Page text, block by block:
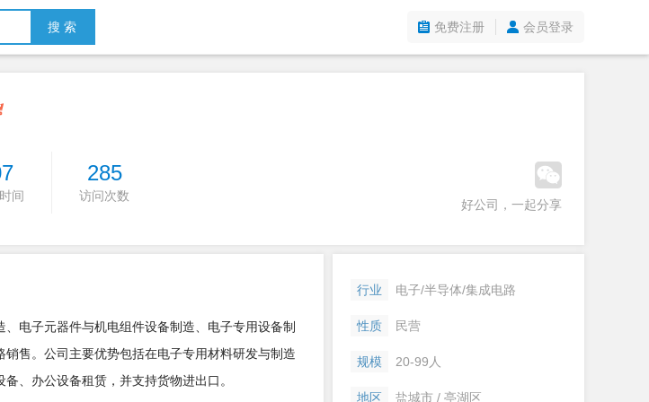
搜 索 免费注册 会员登录
间
285
访问次数
好公司，一起分享
电子元器件与机电组件设备制造、电子专用设备制
售。公司主要优势包括在电子专用材料研发与制造
、办公设备租赁，并支持货物进出口。
行业 电子/半导体/集成电路
性质 民营
规模 20-99人
地区 盐城市 / 亭湖区